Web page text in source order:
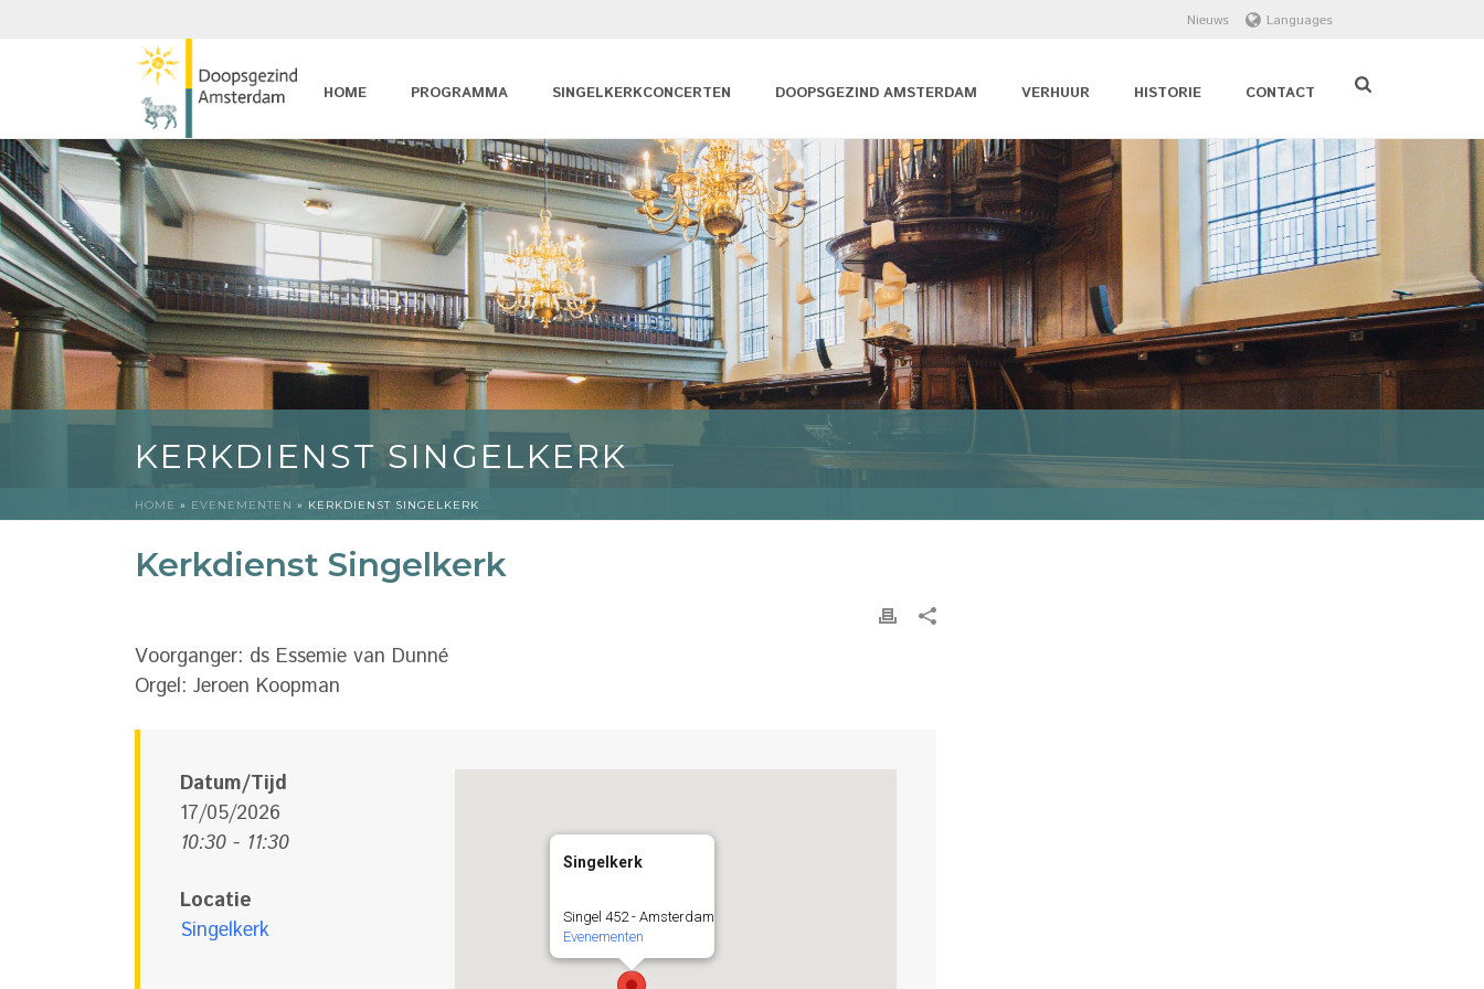
Nieuws Languages
HOME PROGRAMMA SINGELKERKCONCERTEN DOOPSGEZIND AMSTERDAM VERHUUR HISTORIE CONTACT
KERKDIENST SINGELKERK
HOME » EVENEMENTEN » KERKDIENST SINGELKERK
Kerkdienst Singelkerk
Voorganger: ds Essemie van Dunné
Orgel: Jeroen Koopman
Singelkerk
Singel 452 - Amsterdam
Evenementen
Datum/Tijd
17/05/2026
10:30 - 11:30
Locatie
Singelkerk